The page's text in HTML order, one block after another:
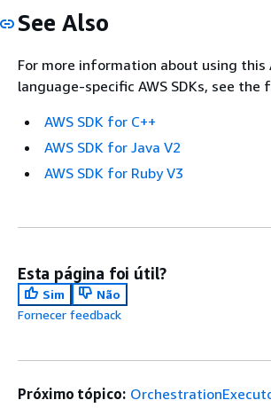
See Also
For more information about using this
language-specific AWS SDKs, see the
AWS SDK for C++
AWS SDK for Java V2
AWS SDK for Ruby V3
Esta página foi útil?
Sim
Não
Fornecer feedback
Próximo tópico: